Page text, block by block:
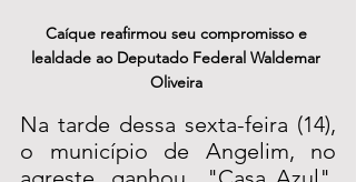
Caíque reafirmou seu compromisso e
lealdade ao Deputado Federal Waldemar
Oliveira
Na tarde dessa sexta-feira (14),
o município de Angelim, no